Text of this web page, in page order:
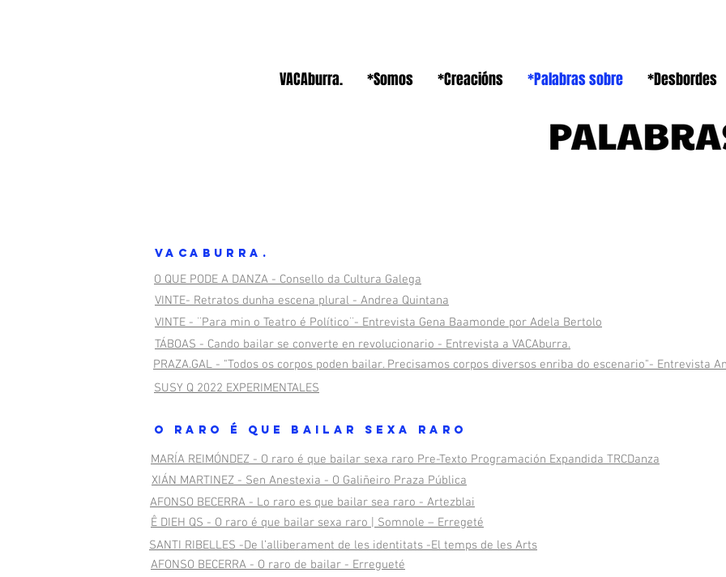
VACAburra. *Somos *Creacións *Palabras sobre *Desbordes
VACAburra.
O QUE PODE A DANZA - Consello da Cultura Galega
VINTE- Retratos dunha escena plural - Andrea Quintana
VINTE - ¨Para min o Teatro é Político¨- Entrevista Gena Baamonde por Adela Bertolo
TÁBOAS - Cando bailar se converte en revolucionario - Entrevista a VACAburra.
PRAZA.GAL - "Todos os corpos poden bailar. Precisamos corpos diversos enriba do escenario"- Entrevista
SUSY Q 2022 EXPERIMENTALES
O RARO É QUE BAILAR SEXA RARO
MARÍA REIMÓNDEZ - O raro é que bailar sexa raro Pre-Texto Programación Expandida TRCDanza
XIÁN MARTINEZ - Sen Anestexia - O Galiñeiro Praza Pública
AFONSO BECERRA - Lo raro es que bailar sea raro - Artezblai
Ê DIEH QS - O raro é que bailar sexa raro | Somnole – Erregeté
SANTI RIBELLES -De l’alliberament de les identitats -El temps de les Arts
AFONSO BECERRA - O raro de bailar - Erregueté